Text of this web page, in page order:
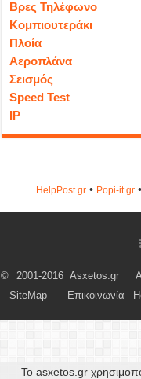
Βρες Τηλέφωνο
Κομπιουτεράκι
Πλοία
Αεροπλάνα
Σεισμός
Speed Test
IP
HelpPost.gr• Popi-it.gr
© 2001-2016 Asxetos.gr
SiteMap
Επικοινωνία
Το asxetos.gr